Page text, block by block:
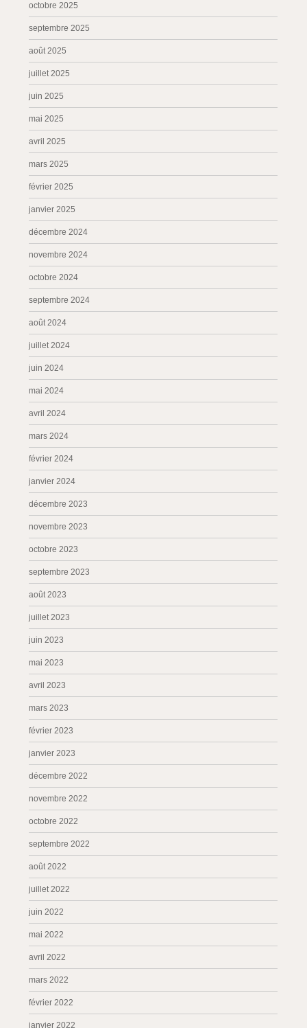
octobre 2025
septembre 2025
août 2025
juillet 2025
juin 2025
mai 2025
avril 2025
mars 2025
février 2025
janvier 2025
décembre 2024
novembre 2024
octobre 2024
septembre 2024
août 2024
juillet 2024
juin 2024
mai 2024
avril 2024
mars 2024
février 2024
janvier 2024
décembre 2023
novembre 2023
octobre 2023
septembre 2023
août 2023
juillet 2023
juin 2023
mai 2023
avril 2023
mars 2023
février 2023
janvier 2023
décembre 2022
novembre 2022
octobre 2022
septembre 2022
août 2022
juillet 2022
juin 2022
mai 2022
avril 2022
mars 2022
février 2022
janvier 2022